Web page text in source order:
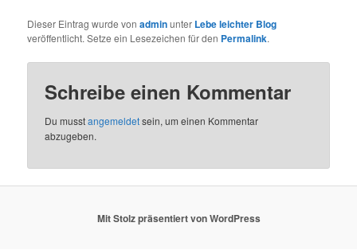
Dieser Eintrag wurde vonadminunter Lebe leichter Blog
veröffentlicht. Setze ein Lesezeichen für den Permalink.
Schreibe einen Kommentar
Du musstangemeldetsein, um einen Kommentar
abzugeben.
Mit Stolz präsentiert von WordPress